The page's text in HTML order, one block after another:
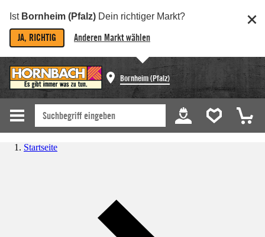
Ist Bornheim (Pfalz) Dein richtiger Markt?
JA, RICHTIG Anderen Markt wählen
Bornheim (Pfalz)
Startseite